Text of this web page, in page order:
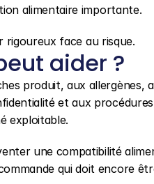
alimentaire importante.
face au risque.
aider ?
produit, aux allergènes,
et aux
exploitable.
une compatibilité
qui doit encore